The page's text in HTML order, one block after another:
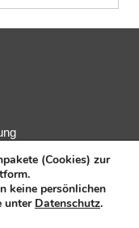
e. V.| Verlag:E.I.R.
(Cookies) zur
keine persönlichen
unter Datenschutz.